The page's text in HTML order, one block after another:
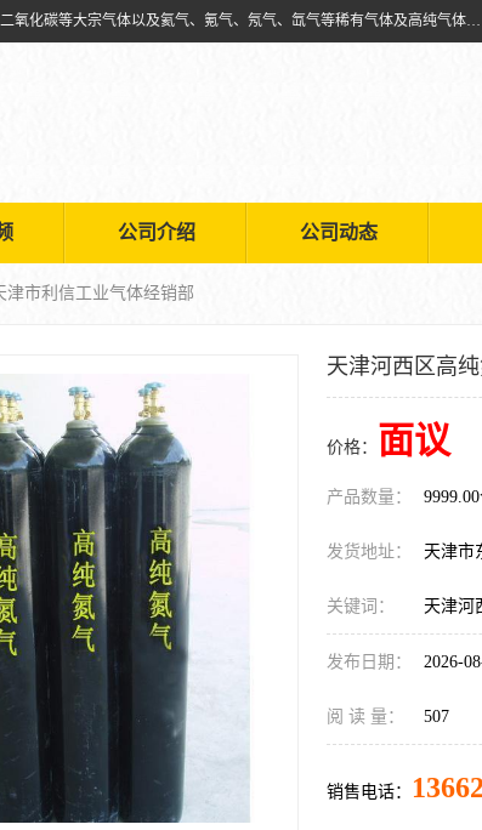
天津市利信工业气体经销部主要经营销售供应氧气、乙炔气、氩气、氮气、二氧化碳等大宗气体以及氦气、氪气、氖气、氙气等稀有气体及高纯气体的配送租赁
公司介绍 公司动态
市利信工业气体经销部
天津河西区高
价格： 面议
产品数量：
发货地址： 天津市
关键词： 天津河
发布日期： 2026-
阅 读 量： 507
销售电话：